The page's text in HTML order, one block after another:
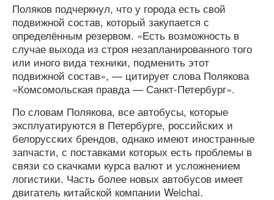
Поляков подчеркнул, что у города есть свой
подвижной состав, который закупается с
определённым резервом. «Есть возможность в
случае выхода из строя незапланированного того
или иного вида техники, подменить этот
подвижной состав», — цитирует слова Полякова
«Комсомольская правда — Санкт-Петербург».
По словам Полякова, все автобусы, которые
эксплуатируются в Петербурге, российских и
белорусских брендов, однако имеют иностранные
запчасти, с поставками которых есть проблемы в
связи со скачками курса валют и усложнением
логистики. Часть более новых автобусов имеет
двигатель китайской компании Weichai.